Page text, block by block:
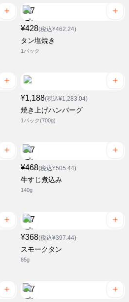
¥428(税込¥462.24)
タン塩焼き
1パック
¥1,188(税込¥1,283.04)
焼き上げハンバーグ
1パック(700g)
¥468(税込¥505.44)
牛すじ煮込み
140g
¥368(税込¥397.44)
スモークタン
85g